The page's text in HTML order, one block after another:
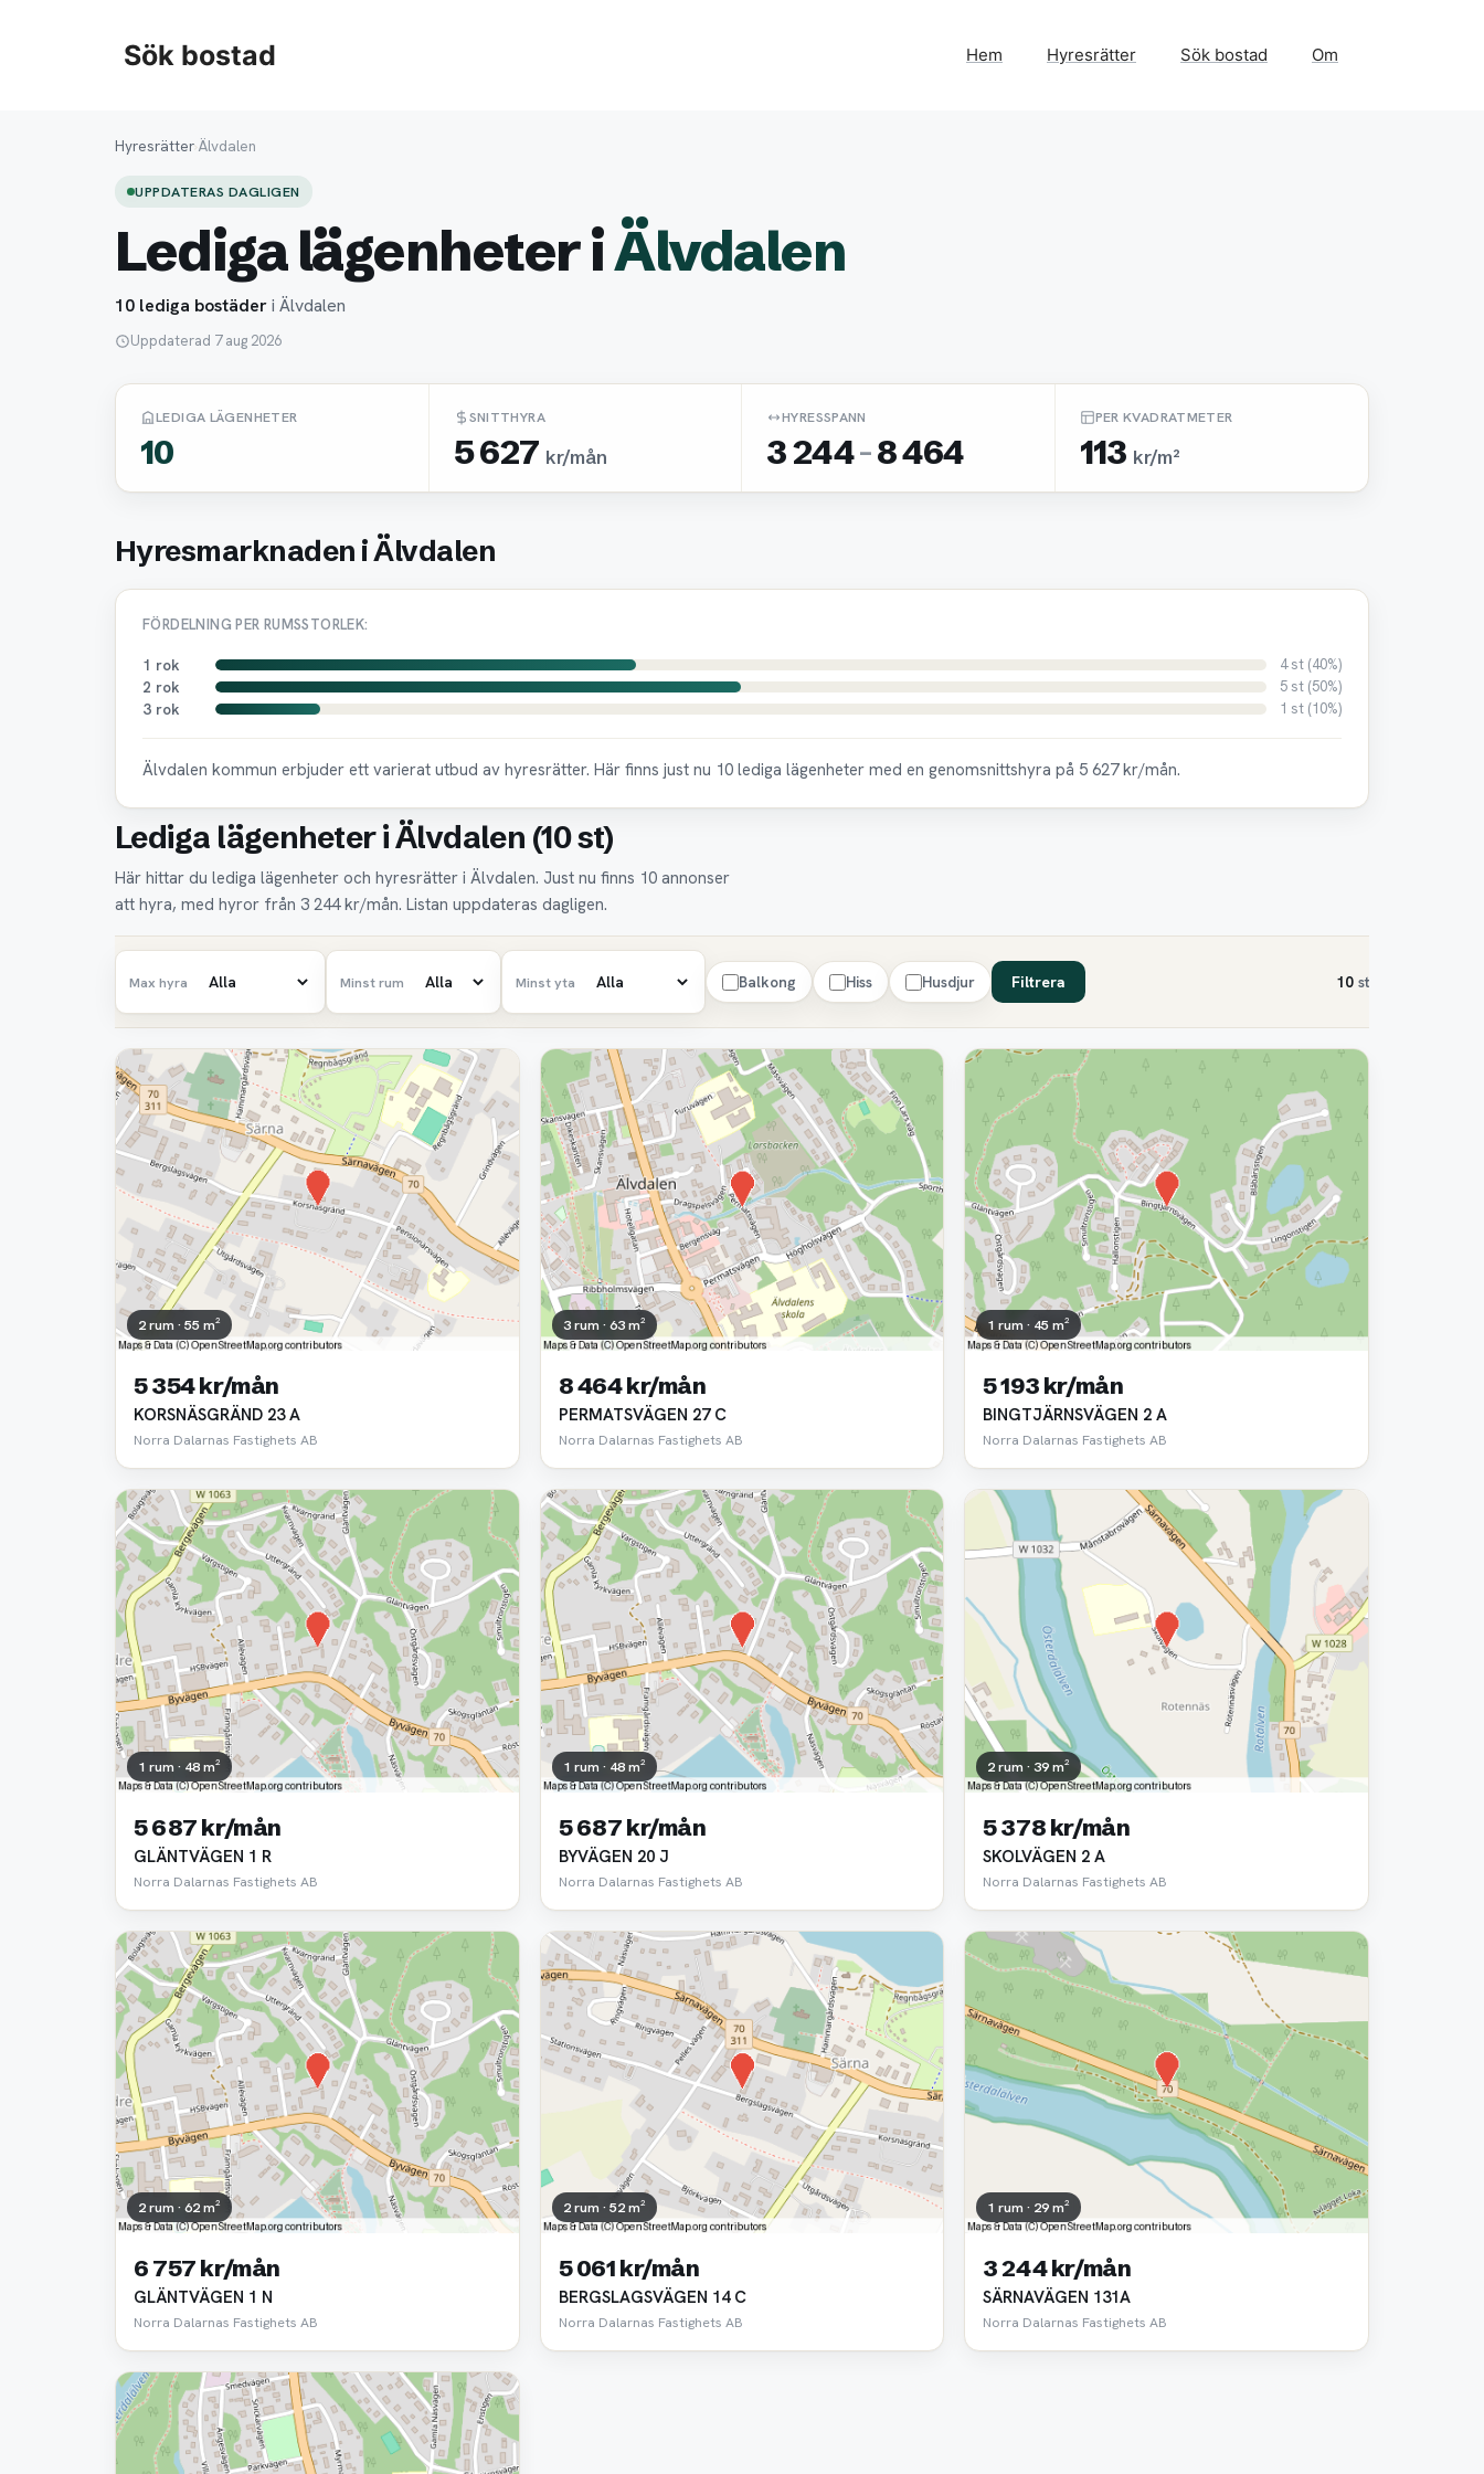
Sök bostad Hem Hyresrätter Sök bostad Om
Hyresrätter›Älvdalen
UPPDATERAS DAGLIGEN
Lediga lägenheter iÄlvdalen
10 lediga bostäderi Älvdalen
Uppdaterad 7 aug 2026
LEDIGA LÄGENHETER
10
SNITTHYRA
5 627 kr/mån
HYRESSPANN
3 244-8 464
PER KVADRATMETER
113 kr/m²
Hyresmarknaden i Älvdalen
FÖRDELNING PER RUMSSTORLEK:
1 rok 4 st (40%)
2 rok 5 st (50%)
3 rok 1 st (10%)
Älvdalen kommun erbjuder ett varierat utbud av hyresrätter. Här finns just nu 10 lediga lägenheter med en genomsnittshyra på 5 627 kr/mån.
Lediga lägenheter i Älvdalen (10 st)
Här hittar du lediga lägenheter och hyresrätter i Älvdalen. Just nu finns 10 annonser
att hyra, med hyror från 3 244 kr/mån. Listan uppdateras dagligen.
Max hyra Minst rum Minst yta Balkong Hiss Husdjur Filtrera 10 st
2 rum · 55 m²
5 354 kr/mån
KORSNÄSGRÄND 23 A
Norra Dalarnas Fastighets AB
3 rum · 63 m²
8 464 kr/mån
PERMATSVÄGEN 27 C
Norra Dalarnas Fastighets AB
1 rum · 45 m²
5 193 kr/mån
BINGTJÄRNSVÄGEN 2 A
Norra Dalarnas Fastighets AB
1 rum · 48 m²
5 687 kr/mån
GLÄNTVÄGEN 1 R
Norra Dalarnas Fastighets AB
1 rum · 48 m²
5 687 kr/mån
BYVÄGEN 20 J
Norra Dalarnas Fastighets AB
2 rum · 39 m²
5 378 kr/mån
SKOLVÄGEN 2 A
Norra Dalarnas Fastighets AB
2 rum · 62 m²
6 757 kr/mån
GLÄNTVÄGEN 1 N
Norra Dalarnas Fastighets AB
2 rum · 52 m²
5 061 kr/mån
BERGSLAGSVÄGEN 14 C
Norra Dalarnas Fastighets AB
1 rum · 29 m²
3 244 kr/mån
SÄRNAVÄGEN 131A
Norra Dalarnas Fastighets AB